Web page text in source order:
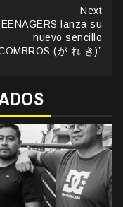
Next
lanza su
nuevo sencillo
(が れ き)”